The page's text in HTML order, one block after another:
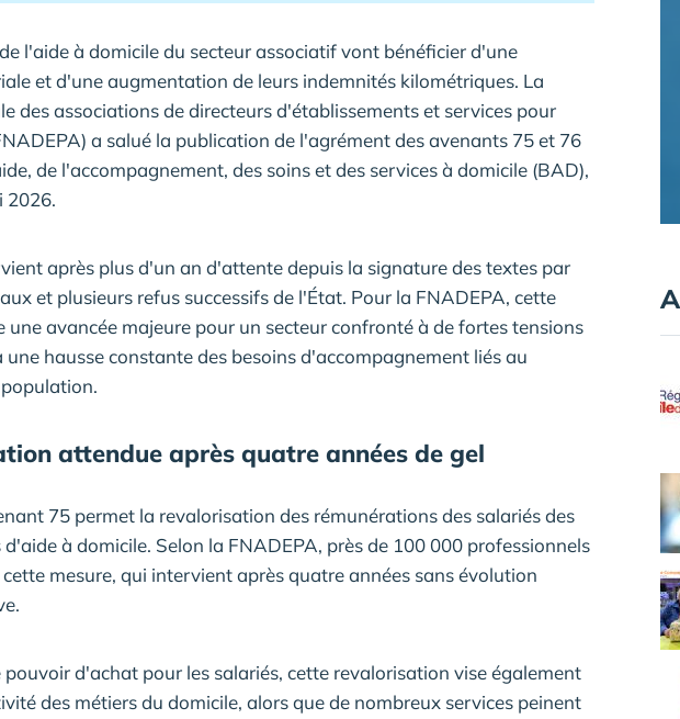
l'aide à domicile du secteur associatif vont bénéficier d'une
et d'une augmentation de leurs indemnités kilométriques. La
des associations de directeurs d'établissements et services pour
a salué la publication de l'agrément des avenants 75 et 76
de l'accompagnement, des soins et des services à domicile (BAD),
2026.
après plus d'un an d'attente depuis la signature des textes par
et plusieurs refus successifs de l'État. Pour la FNADEPA, cette
avancée majeure pour un secteur confronté à de fortes tensions
hausse constante des besoins d'accompagnement liés au
attendue après quatre années de gel
75 permet la revalorisation des rémunérations des salariés des
à domicile. Selon la FNADEPA, près de 100 000 professionnels
mesure, qui intervient après quatre années sans évolution
d'achat pour les salariés, cette revalorisation vise également
des métiers du domicile, alors que de nombreux services peinent